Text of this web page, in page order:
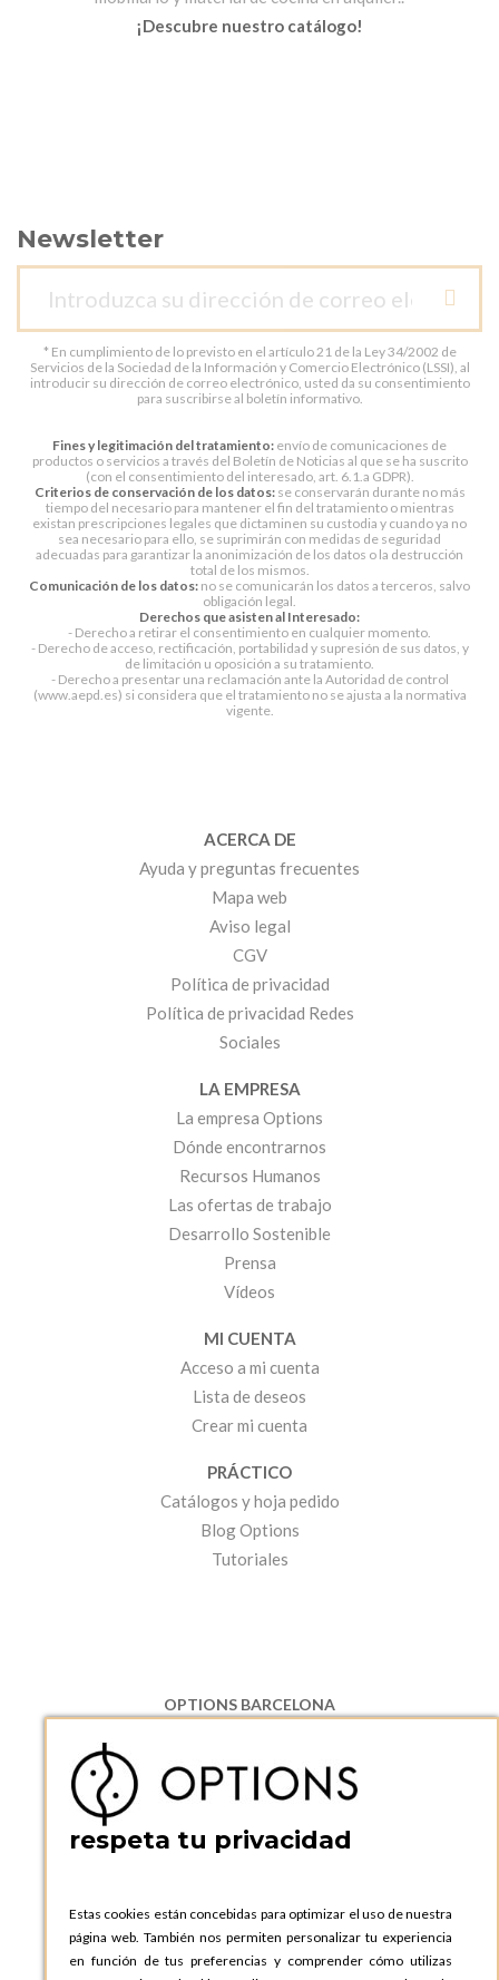
¡Descubre nuestro catálogo!
Newsletter
* En cumplimiento de lo previsto en el artículo 21 de la Ley 34/2002 de
Servicios de la Sociedad de la Información y Comercio Electrónico (LSSI), al
introducir su dirección de correo electrónico, usted da su consentimiento
para suscribirse al boletín informativo.
Fines y legitimación del tratamiento: envío de comunicaciones de
productos o servicios a través del Boletín de Noticias al que se ha suscrito
(con el consentimiento del interesado, art. 6.1.a GDPR).
Criterios de conservación de los datos:se conservarán durante no más
tiempo del necesario para mantener el fin del tratamiento o mientras
existan prescripciones legales que dictaminen su custodia y cuando ya no
sea necesario para ello, se suprimirán con medidas de seguridad
adecuadas para garantizar la anonimización de los datos o la destrucción
total de los mismos.
Comunicación de los datos: no se comunicarán los datos a terceros, salvo
obligación legal.
Derechos que asisten al Interesado:
- Derecho a retirar el consentimiento en cualquier momento.
- Derecho de acceso, rectificación, portabilidad y supresión de sus datos, y
de limitación u oposición a su tratamiento.
- Derecho a presentar una reclamación ante la Autoridad de control
(www.aepd.es) si considera que el tratamiento no se ajusta a la normativa
vigente.
ACERCA DE
Ayuda y preguntas frecuentes
Mapa web
Aviso legal
CGV
Política de privacidad
Política de privacidad Redes
Sociales
LA EMPRESA
La empresa Options
Dónde encontrarnos
Recursos Humanos
Las ofertas de trabajo
Desarrollo Sostenible
Prensa
Vídeos
MI CUENTA
Acceso a mi cuenta
Lista de deseos
Crear mi cuenta
PRÁCTICO
Catálogos y hoja pedido
Blog Options
Tutoriales
OPTIONS BARCELONA
08130 Santa Perpetua de Moguda, Barcelona
ESPAñA
Teléfono:
+34 935 724 041
OPTIONS BARCELONA SHOWROOM
ESPAñA
Teléfono:+34 935 724 041
respeta tu privacidad
Estas cookies están concebidas para optimizar el uso de nuestra
página web. También nos permiten personalizar tu experiencia
en función de tus preferencias y comprender cómo utilizas